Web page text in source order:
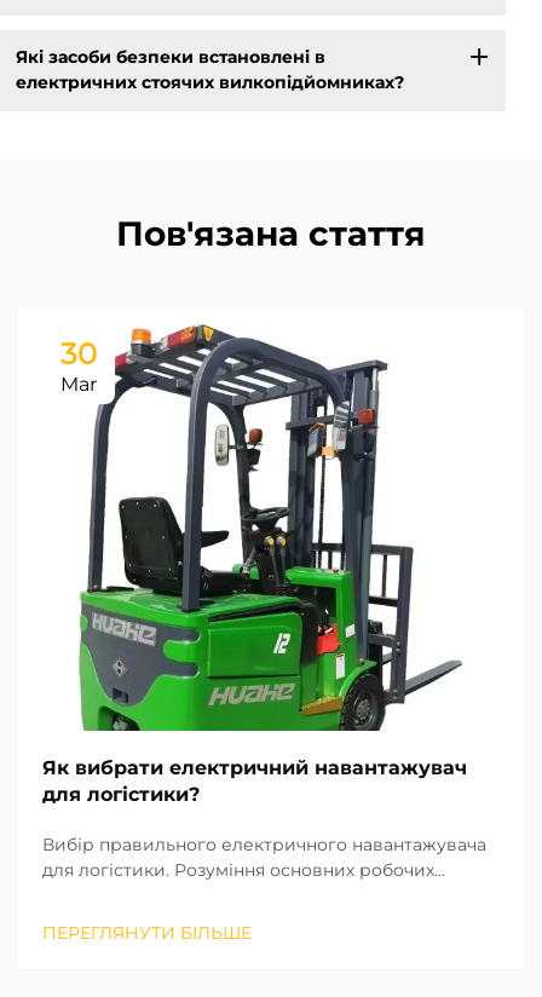
Які засоби безпеки встановлені в
електричних стоячих вилкопідйомниках?
Пов'язана стаття
30
Mar
Як вибрати електричний навантажувач
для логістики?
Вибір правильного електричного навантажувача
для логістики. Розуміння основних робочих
електричного навантажувача. На основі
ПЕРЕГЛЯНУТИ БІЛЬШЕ